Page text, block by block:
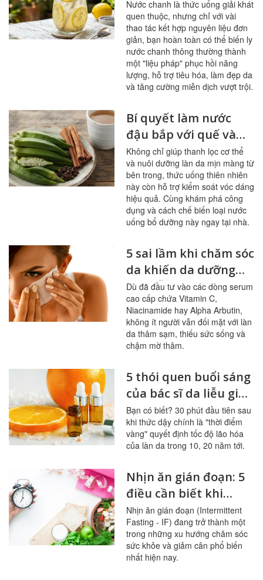
của nước chanh
Nước chanh là thức uống giải khát
quen thuộc, nhưng chỉ với vài
thao tác kết hợp nguyên liệu đơn
giản, bạn hoàn toàn có thể biến ly
nước chanh thông thường thành
một "liệu pháp" phục hồi năng
lượng, hỗ trợ tiêu hóa, làm đẹp da
và tăng cường miễn dịch vượt trội.
Bí quyết làm nước
đậu bắp với quế và
đinh hương giúp đẹp
da, thon dáng
Không chỉ giúp thanh lọc cơ thể
và nuôi dưỡng làn da mịn màng từ
bên trong, thức uống thiên nhiên
này còn hỗ trợ kiểm soát vóc dáng
hiệu quả. Cùng khám phá công
dụng và cách chế biến loại nước
uống bổ dưỡng này ngay tại nhà.
5 sai lầm khi chăm sóc
da khiến da dưỡng
mãi vẫn xỉn màu
Dù đã đầu tư vào các dòng serum
cao cấp chứa Vitamin C,
Niacinamide hay Alpha Arbutin,
không ít người vẫn đối mặt với làn
da thâm sạm, thiếu sức sống và
chậm mờ thâm.
5 thói quen buổi sáng
của bác sĩ da liễu giúp
hạn chế lão hóa hiệu
quả
Bạn có biết? 30 phút đầu tiên sau
khi thức dậy chính là "thời điểm
vàng" quyết định tốc độ lão hóa
của làn da trong 10, 20 năm tới.
Nhịn ăn gián đoạn: 5
điều cần biết khi
giảm cân
Nhịn ăn gián đoạn (Intermittent
Fasting - IF) đang trở thành một
trong những xu hướng chăm sóc
sức khỏe và giảm cân phổ biến
nhất hiện nay.